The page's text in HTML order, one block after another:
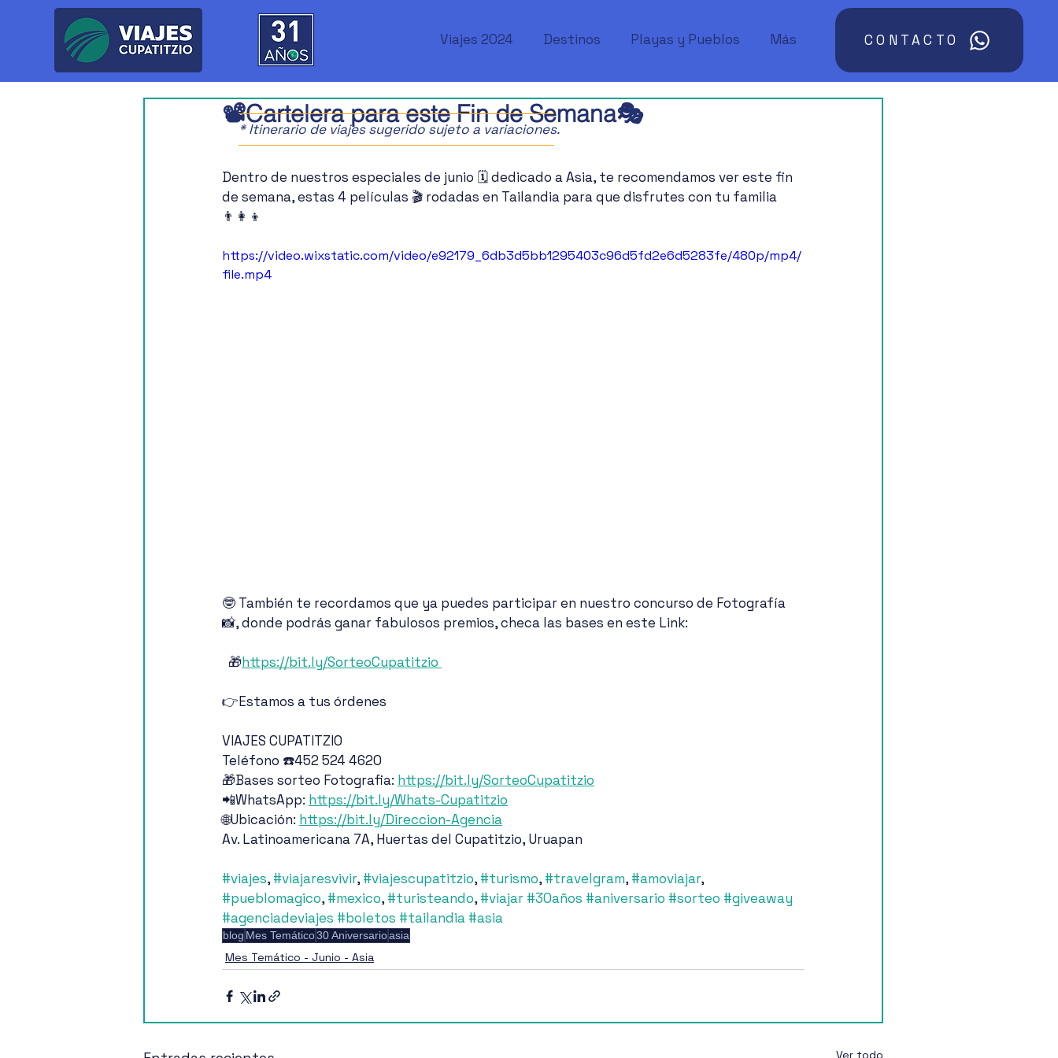
Viajes 2024 Destinos Playas y Pueblos Más CONTACTO
📽️Cartelera para este Fin de Semana🎭
Dentro de nuestros especiales de junio 🗓️ dedicado a Asia, te recomendamos ver este fin
de semana, estas 4 películas 🎬 rodadas en Tailandia para que disfrutes con tu familia
👨‍👩‍👦
https://video.wixstatic.com/video/e92179_6db3d5bb1295403c96d5fd2e6d5283fe/480p/mp4/
file.mp4
🤓 También te recordamos que ya puedes participar en nuestro concurso de Fotografía
📸, donde podrás ganar fabulosos premios, checa las bases en este Link:
  🎁
https://bit.ly/SorteoCupatitzio
👉Estamos a tus órdenes
VIAJES CUPATITZIO
Teléfono ☎️452 524 4620
🎁Bases sorteo Fotografia: https://bit.ly/SorteoCupatitzio
📲WhatsApp: https://bit.ly/Whats-Cupatitzio
🌐Ubicación: https://bit.ly/Direccion-Agencia
Av. Latinoamericana 7A, Huertas del Cupatitzio, Uruapan
#viajes, #viajaresvivir, #viajescupatitzio, #turismo, #travelgram, #amoviajar,
#pueblomagico, #mexico, #turisteando, #viajar #30años #aniversario #sorteo #giveaway
#agenciadeviajes #boletos #tailandia #asia
blog Mes Temático30 Aniversarioasia
Mes Temático - Junio - Asia
Ver todo
* Itinerario de viajes sugerido sujeto a variaciones.